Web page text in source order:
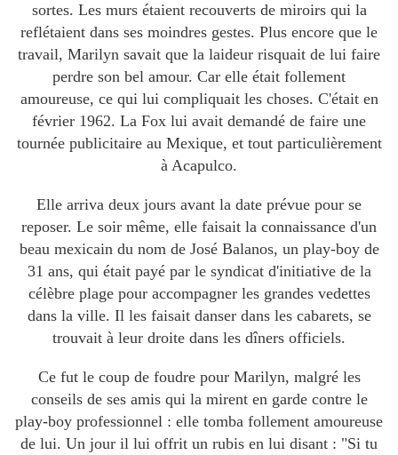
sortes. Les murs étaient recouverts de miroirs qui la
reflétaient dans ses moindres gestes. Plus encore que le
travail, Marilyn savait que la laideur risquait de lui faire
perdre son bel amour. Car elle était follement
amoureuse, ce qui lui compliquait les choses. C'était en
février 1962. La Fox lui avait demandé de faire une
tournée publicitaire au Mexique, et tout particulièrement
à Acapulco.
Elle arriva deux jours avant la date prévue pour se
reposer. Le soir même, elle faisait la connaissance d'un
beau mexicain du nom de José Balanos, un play-boy de
31 ans, qui était payé par le syndicat d'initiative de la
célèbre plage pour accompagner les grandes vedettes
dans la ville. Il les faisait danser dans les cabarets, se
trouvait à leur droite dans les dîners officiels.
Ce fut le coup de foudre pour Marilyn, malgré les
conseils de ses amis qui la mirent en garde contre le
play-boy professionnel : elle tomba follement amoureuse
de lui. Un jour il lui offrit un rubis en lui disant : "Si tu